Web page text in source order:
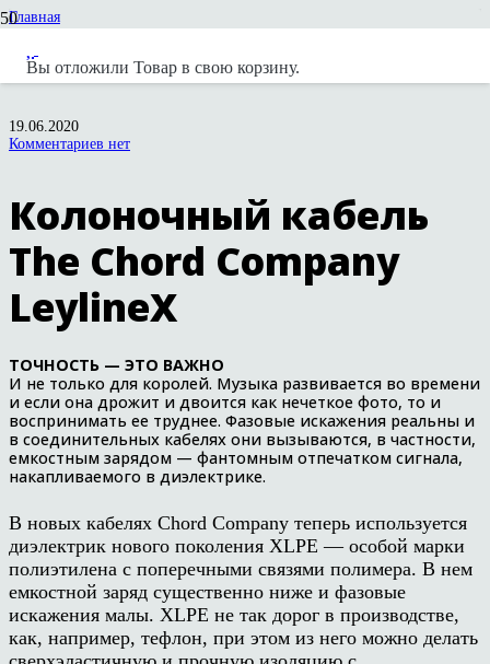
Вы отложили Товар в свою корзину.
Главная
Колоночный кабель The Chord Company LeylineX
19.06.2020
Комментариев нет
Колоночный кабель
The Chord Company
LeylineX
ТОЧНОСТЬ — ЭТО ВАЖНО
И не только для королей. Музыка развивается во времени
и если она дрожит и двоится как нечеткое фото, то и
воспринимать ее труднее. Фазовые искажения реальны и
в соединительных кабелях они вызываются, в частности,
емкостным зарядом — фантомным отпечатком сигнала,
накапливаемого в диэлектрике.
В новых кабелях Chord Company теперь используется
диэлектрик нового поколения XLPE — особой марки
полиэтилена с поперечными связями полимера. В нем
емкостной заряд существенно ниже и фазовые
искажения малы. XLPE не так дорог в производстве,
как, например, тефлон, при этом из него можно делать